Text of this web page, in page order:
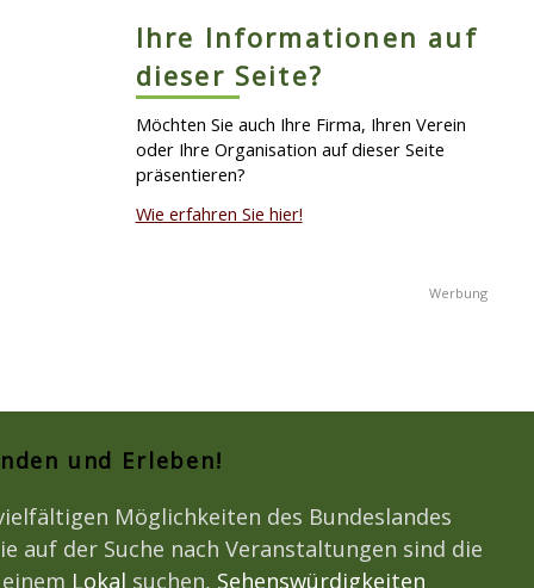
Ihre Informationen auf
dieser Seite?
Möchten Sie auch Ihre Firma, Ihren Verein
oder Ihre Organisation auf dieser Seite
präsentieren?
Wie erfahren Sie hier!
und Erleben!
Möglichkeiten des Bundeslandes
auf der Suche nach Veranstaltungen sind die
Lokal suchen, Sehenswürdigkeiten